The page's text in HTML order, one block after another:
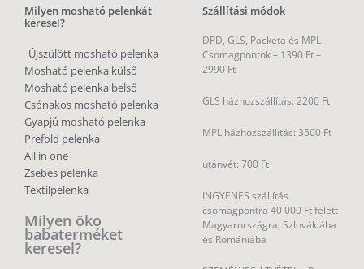
Milyen mosható pelenkát
keresel?
Újszülött mosható pelenka
Mosható pelenka külső
Mosható pelenka belső
Csónakos mosható pelenka
Gyapjú mosható pelenka
Prefold pelenka
All in one
Zsebes pelenka
Textilpelenka
Milyen öko
babaterméket
keresel?
Szállítási módok
DPD, GLS, Packeta és MPL
Csomagpontok – 1390 Ft –
2990 Ft
GLS házhozszállítás: 2200 Ft
MPL házhozszállítás: 3500 Ft
utánvét: 700 Ft
INGYENES szállítás
csomagpontra 40 000 Ft felett
Magyarországra, Szlovákiába
és Romániába